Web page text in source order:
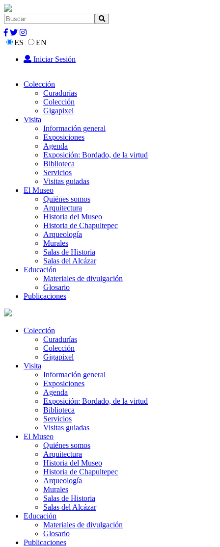
ES
EN
Iniciar Sesión
Colección
Curadurías
Colección
Gigapixel
Visita
Información general
Exposiciones
Agenda
Exposición: Bordado, de la virtud
Biblioteca
Servicios
Visitas guiadas
El Museo
Quiénes somos
Arquitectura
Historia del Museo
Historia de Chapultepec
Arqueología
Murales
Salas de Historia
Salas del Alcázar
Educación
Materiales de divulgación
Glosario
Publicaciones
Colección
Curadurías
Colección
Gigapixel
Visita
Información general
Exposiciones
Agenda
Exposición: Bordado, de la virtud
Biblioteca
Servicios
Visitas guiadas
El Museo
Quiénes somos
Arquitectura
Historia del Museo
Historia de Chapultepec
Arqueología
Murales
Salas de Historia
Salas del Alcázar
Educación
Materiales de divulgación
Glosario
Publicaciones